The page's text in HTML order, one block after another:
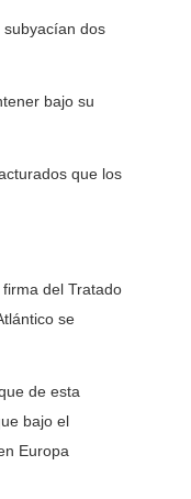
dos
bajo su
que los
del Tratado
se
de esta
bajo el
Europa